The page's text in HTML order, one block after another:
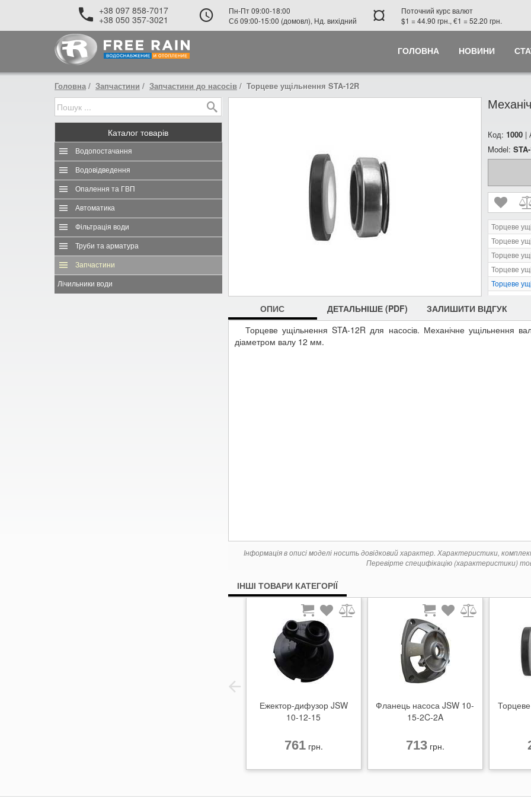
+38 097 858-7017
+38 050 357-3021
Пн-Пт 09:00-18:00
Сб 09:00-15:00 (домовл), Нд. вихідний
¤
Поточний курс валют
$1 = 44.90 грн., €1 = 52.20 грн.
ГОЛОВНА НОВИНИ
Головна Запчастини Запчастини до насосів Торцеве ущільнення STA-12R
Каталог товарів
Водопостачання
Водовідведення
Опалення та ГВП
Автоматика
Фільтрація води
Труби та арматура
Запчастини
Лічильники води
Код: 1000 |
Model:
Торцеве
Торцеве
Торцеве
Торцеве
Торцеве
Торцеве
Торцеве
Торцеве
Торцеве
ОПИС ДЕТАЛЬНІШЕ (PDF) ЗАЛИШИТИ ВІДГУК
Торцеве ущільнення STA-12R для насосів. Механічне ущільнення
діаметром валу 12 мм.
Інформація в описі моделі носить довідковий характер. Характеристики,
Перевірте специфікацію (характеристики)
ІНШІ ТОВАРИ КАТЕГОРІЇ
Ежектор-дифузор JSW
10-12-15
761грн.
Фланець насоса JSW 10-
15-2C-2A
713грн.